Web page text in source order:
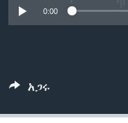
0:00
አጋሩ